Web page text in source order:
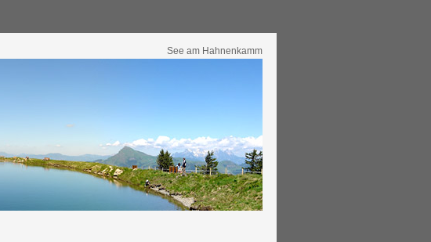
See am Hahnenkamm